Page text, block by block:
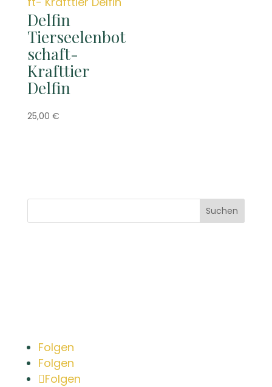
Delfin
Tierseelenbot
schaft-
Krafttier
Delfin
25,00 €
Suchen
Folgen
Folgen
Folgen